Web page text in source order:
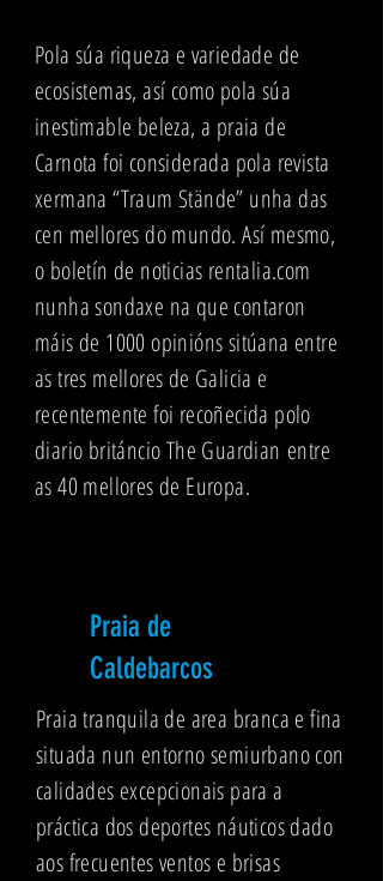
Pola súa riqueza e variedade de
ecosistemas, así como pola súa
inestimable beleza, a praia de
Carnota foi considerada pola revista
xermana “Traum Stände” unha das
cen mellores do mundo. Así mesmo,
o boletín de noticias rentalia.com
nunha sondaxe na que contaron
máis de 1000 opinións sitúana entre
as tres mellores de Galicia e
recentemente foi recoñecida polo
diario británcio The Guardian entre
as 40 mellores de Europa.
Praia de
Caldebarcos
Praia tranquila de area branca e fina
situada nun entorno semiurbano con
calidades excepcionais para a
práctica dos deportes náuticos dado
aos frecuentes ventos e brisas